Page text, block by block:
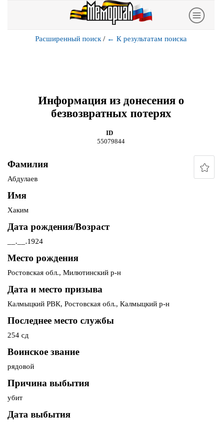
Расширенный поиск / ← К результатам поиска
Информация из донесения о
безвозвратных потерях
ID
55079844
Фамилия
Абдулаев
Имя
Хаким
Дата рождения/Возраст
__.__.1924
Место рождения
Ростовская обл., Милютинский р-н
Дата и место призыва
Калмыцкий РВК, Ростовская обл., Калмыцкий р-н
Последнее место службы
254 сд
Воинское звание
рядовой
Причина выбытия
убит
Дата выбытия